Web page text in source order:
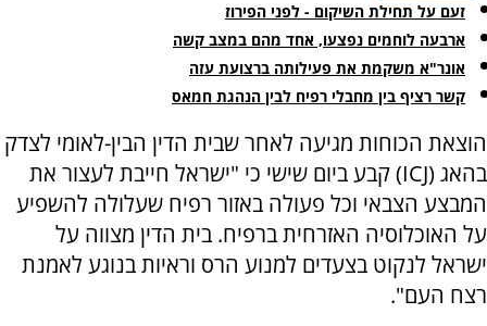
זעם על תחילת השיקום - לפני הפירוז
ארבעה לוחמים נפצעו, אחד מהם במצב קשה
אונר"א משקמת את פעילותה ברצועת עזה
קשר רציף בין מחבלי רפיח לבין הנהגת חמאס
הוצאת הכוחות מגיעה לאחר שבית הדין הבין-לאומי לצדק
בהאג (ICJ) קבע ביום שישי כי "ישראל חייבת לעצור את
המבצע הצבאי וכל פעולה באזור רפיח שעלולה להשפיע
על האוכלוסיה האזרחית ברפיח. בית הדין מצווה על
ישראל לנקוט בצעדים למנוע הרס וראיות בנוגע לאמנת
רצח העם".